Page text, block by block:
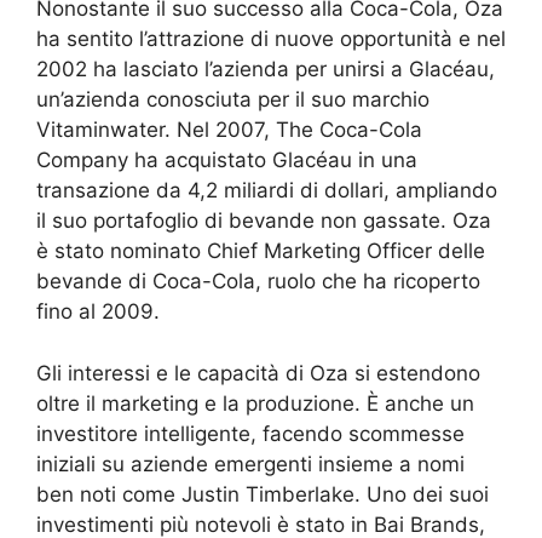
Nonostante il suo successo alla Coca-Cola, Oza
ha sentito l’attrazione di nuove opportunità e nel
2002 ha lasciato l’azienda per unirsi a Glacéau,
un’azienda conosciuta per il suo marchio
Vitaminwater. Nel 2007, The Coca-Cola
Company ha acquistato Glacéau in una
transazione da 4,2 miliardi di dollari, ampliando
il suo portafoglio di bevande non gassate. Oza
è stato nominato Chief Marketing Officer delle
bevande di Coca-Cola, ruolo che ha ricoperto
fino al 2009.
Gli interessi e le capacità di Oza si estendono
oltre il marketing e la produzione. È anche un
investitore intelligente, facendo scommesse
iniziali su aziende emergenti insieme a nomi
ben noti come Justin Timberlake. Uno dei suoi
investimenti più notevoli è stato in Bai Brands,